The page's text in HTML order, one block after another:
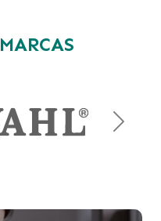
MARCAS
Next